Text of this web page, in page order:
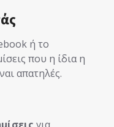
ή το
που η ίδια η
απατηλές.